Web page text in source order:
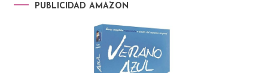
PUBLICIDAD AMAZON